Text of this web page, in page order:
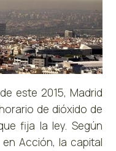
este 2015, Madrid
de dióxido de
fija la ley. Según
Acción, la capital